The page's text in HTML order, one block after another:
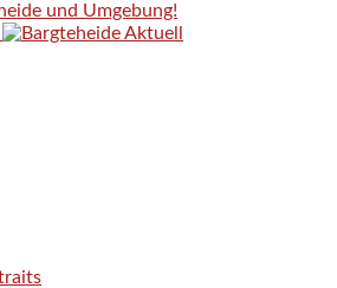
und Umgebung!